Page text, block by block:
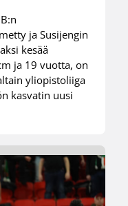
ja Susijengin
kesää
ja 19 vuotta, on
yliopistoliiga
kasvatin uusi